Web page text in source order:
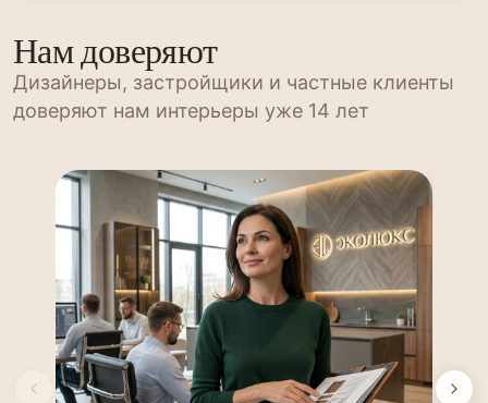
Нам доверяют
Дизайнеры, застройщики и частные клиенты
доверяют нам интерьеры уже 14 лет